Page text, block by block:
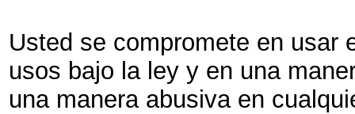
Usted se compromete en usar
usos bajo la ley y en una
una manera abusiva en